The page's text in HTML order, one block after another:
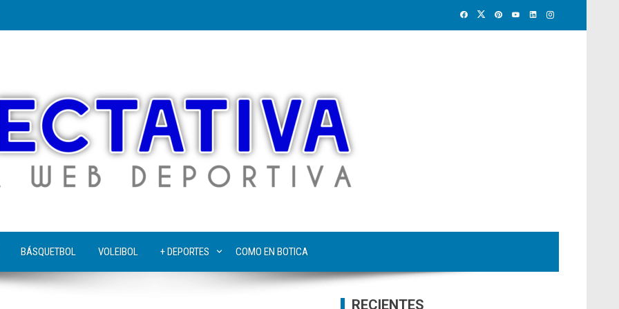
BÁSQUETBOL VOLEIBOL + DEPORTES COMO EN BOTICA
RECIENTES